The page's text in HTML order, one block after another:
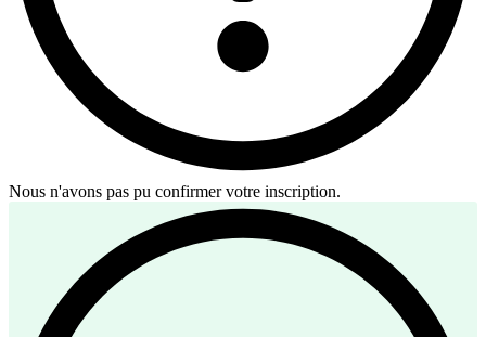
Nous n'avons pas pu confirmer votre inscription.